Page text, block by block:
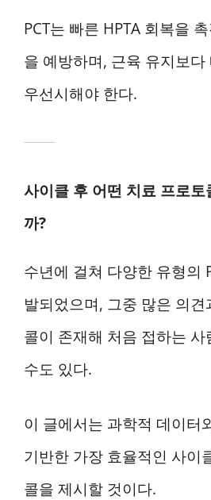
PCT는 빠른 HPTA 회복을
을 예방하며, 근육 유지보
우선시해야 한다.
사이클 후 어떤 치료 프로
까?
수년에 걸쳐 다양한 유형의
발되었으며, 그중 많은 의
콜이 존재해 처음 접하는
수도 있다.
이 글에서는 과학적 데이터
기반한 가장 효율적인 사이
콜을 제시할 것이다.